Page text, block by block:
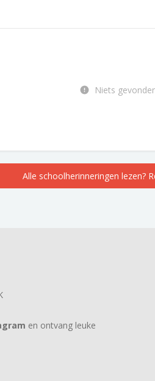
Niets
Alle schoolherinneringen lezen?
en ontvang leuke